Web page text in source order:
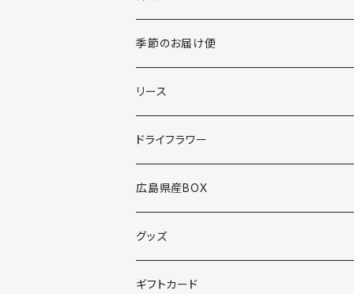
季節のお届け便
リース
ドライフラワー
広島県産BOX
グッズ
ギフトカード